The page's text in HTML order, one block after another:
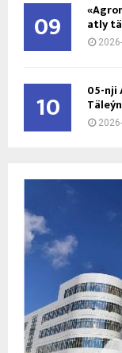
09 atly
10 05-nji